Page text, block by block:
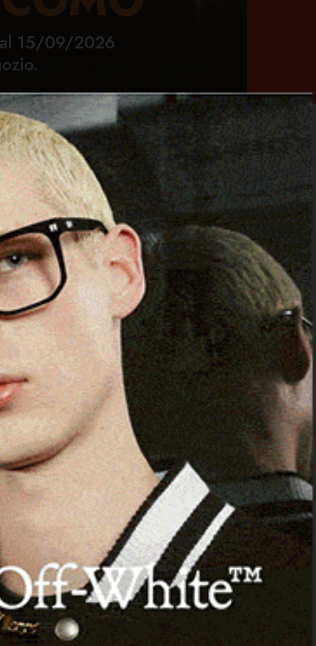
Rubriche Necrologie
Numeri
Contatti
Cerca
Cerca
Facebook
Threads
Instagram
X YouTube